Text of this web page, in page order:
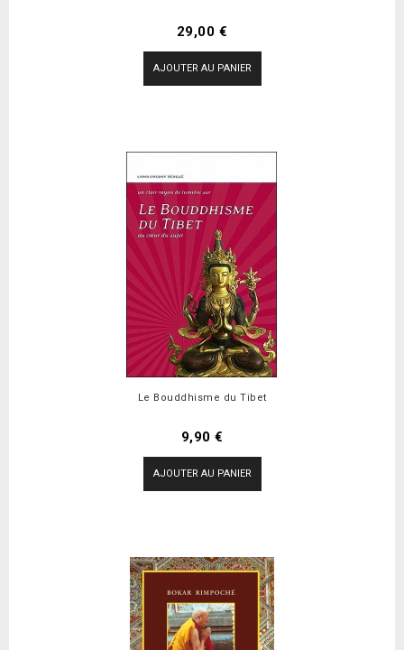
Prix
29,00 €
AJOUTER AU PANIER
Le Bouddhisme du Tibet
Prix
9,90 €
AJOUTER AU PANIER